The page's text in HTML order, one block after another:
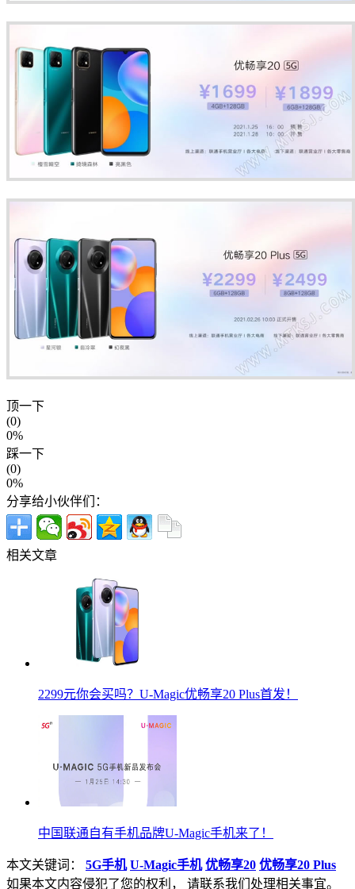
顶一下
(0)
0%
踩一下
(0)
0%
分享给小伙伴们：
相关文章
2299元你会买吗？U-Magic优畅享20 Plus首发！
中国联通自有手机品牌U-Magic手机来了！
本文关键词： 5G手机 U-Magic手机 优畅享20 优畅享20 Plus
如果本文内容侵犯了您的权利， 请联系我们处理相关事宜。